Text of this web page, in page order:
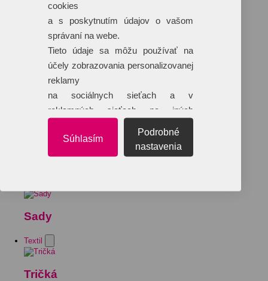
Sady
Textil
Tričká
cookies
a s poskytnutím údajov o vašom
správaní na webe.
Tieto údaje sa môžu používať na
účely zobrazovania personalizovanej
reklamy
na sociálnych sieťach a v
reklamných sieťach na iných
Súhlasím
Podrobné
nastavenia